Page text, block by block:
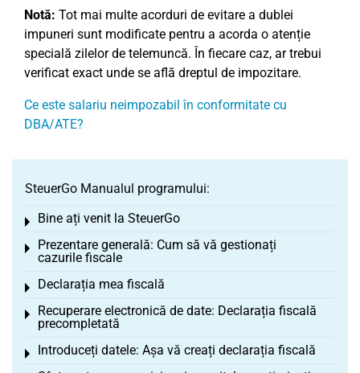
Notă: Tot mai multe acorduri de evitare a dublei
impuneri sunt modificate pentru a acorda o atenție
specială zilelor de telemuncă. În fiecare caz, ar trebui
verificat exact unde se află dreptul de impozitare.
Ce este salariu neimpozabil în conformitate cu
DBA/ATE?
SteuerGo Manualul programului:
Bine ați venit la SteuerGo
Toggle menu
Prezentare generală: Cum să vă gestionați
cazurile fiscale
Toggle menu
Declarația mea fiscală
Toggle menu
Recuperare electronică de date: Declarația fiscală
precompletată
Toggle menu
Introduceți datele: Așa vă creați declarația fiscală
Toggle menu